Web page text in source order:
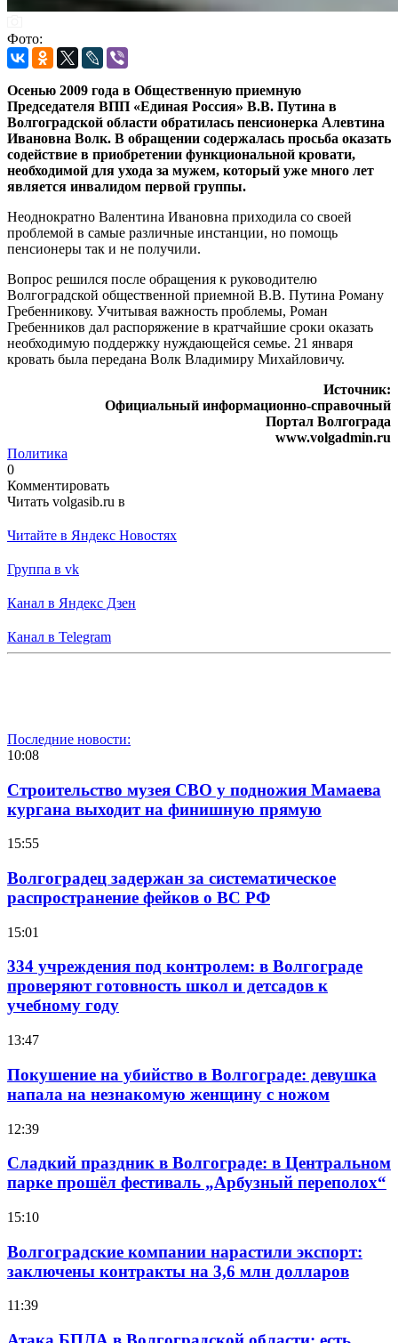
Фото:
Осенью 2009 года в Общественную приемную
Председателя ВПП «Единая Россия» В.В. Путина в
Волгоградской области обратилась пенсионерка Алевтина
Ивановна Волк. В обращении содержалась просьба оказать
содействие в приобретении функциональной кровати,
необходимой для ухода за мужем, который уже много лет
является инвалидом первой группы.
Неоднократно Валентина Ивановна приходила со своей
проблемой в самые различные инстанции, но помощь
пенсионеры так и не получили.
Вопрос решился после обращения к руководителю
Волгоградской общественной приемной В.В. Путина Роману
Гребенникову. Учитывая важность проблемы, Роман
Гребенников дал распоряжение в кратчайшие сроки оказать
необходимую поддержку нуждающейся семье. 21 января
кровать была передана Волк Владимиру Михайловичу.
Источник:
Официальный информационно-справочный
Портал Волгограда
www.volgadmin.ru
Политика
0
Комментировать
Читать volgasib.ru в
Читайте в Яндекс Новостях
Группа в vk
Канал в Яндекс Дзен
Канал в Telegram
Последние новости:
10:08
Строительство музея СВО у подножия Мамаева
кургана выходит на финишную прямую
15:55
Волгоградец задержан за систематическое
распространение фейков о ВС РФ
15:01
334 учреждения под контролем: в Волгограде
проверяют готовность школ и детсадов к
учебному году
13:47
Покушение на убийство в Волгограде: девушка
напала на незнакомую женщину с ножом
12:39
Сладкий праздник в Волгограде: в Центральном
парке прошёл фестиваль „Арбузный переполох“
15:10
Волгоградские компании нарастили экспорт:
заключены контракты на 3,6 млн долларов
11:39